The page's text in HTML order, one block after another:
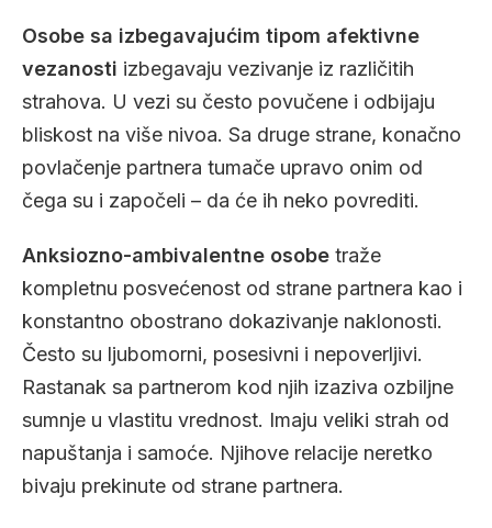
Osobe sa izbegavajućim tipom afektivne
vezanosti izbegavaju vezivanje iz različitih
strahova. U vezi su često povučene i odbijaju
bliskost na više nivoa. Sa druge strane, konačno
povlačenje partnera tumače upravo onim od
čega su i započeli – da će ih neko povrediti.
Anksiozno-ambivalentne osobe traže
kompletnu posvećenost od strane partnera kao i
konstantno obostrano dokazivanje naklonosti.
Često su ljubomorni, posesivni i nepoverljivi.
Rastanak sa partnerom kod njih izaziva ozbiljne
sumnje u vlastitu vrednost. Imaju veliki strah od
napuštanja i samoće. Njihove relacije neretko
bivaju prekinute od strane partnera.